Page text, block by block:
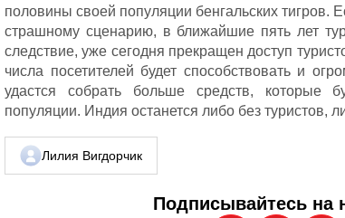
половины своей популяции бенгальских тигров.
страшному сценарию, в ближайшие пять лет
следствие, уже сегодня прекращен доступ
числа посетителей будет способствовать и
удастся собрать больше средств, которые
популяции. Индия останется либо без туристов,
Лилия Вигдорчик
Подписывайтесь на